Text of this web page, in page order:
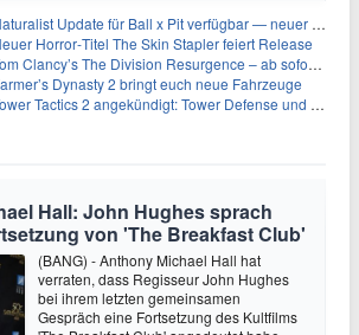
Update für Ball x Pit verfügbar — neuer Content auf allen Plattformen
Horror‑Titel The Skin Stapler feiert Release
Clancy’s The Division Resurgence – ab sofort für euch verfügbar
Dynasty 2 bringt euch neue Fahrzeuge
Tactics 2 angekündigt: Tower Defense und Deckbuilding Kombo kehrt zurück
Hall: John Hughes sprach
von 'The Breakfast Club'
(BANG) - Anthony Michael Hall hat
verraten, dass Regisseur John Hughes
bei ihrem letzten gemeinsamen
Gespräch eine Fortsetzung des Kultfilms